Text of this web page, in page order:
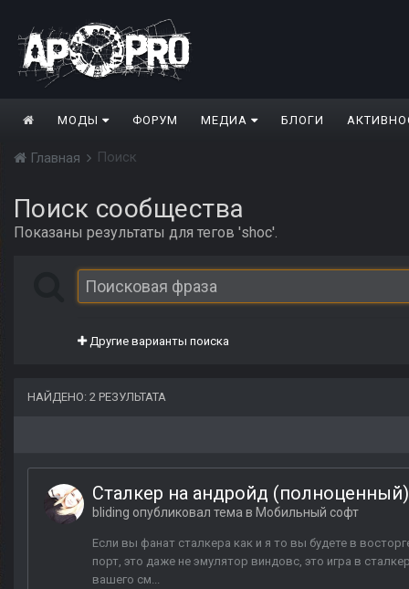
МОДЫ ФОРУМ МЕДИА БЛОГИ
Главная Поиск
Поиск сообщества
Показаны результаты для тегов 'shoc'.
Другие варианты поиска
НАЙДЕНО: 2 РЕЗУЛЬТАТА
Сталкер на андройд
bliding опубликовал тема в Мобильный софт
Если вы фанат сталкера как и я то вы будете в
порт, это даже не эмулятор виндовс, это игра в
вашего см...